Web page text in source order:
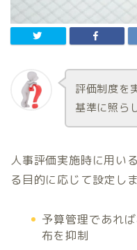
評価制度を
基準に照ら
人事評価実施時に用い
る目的に応じて設定しま
予算管理であれ
布を抑制